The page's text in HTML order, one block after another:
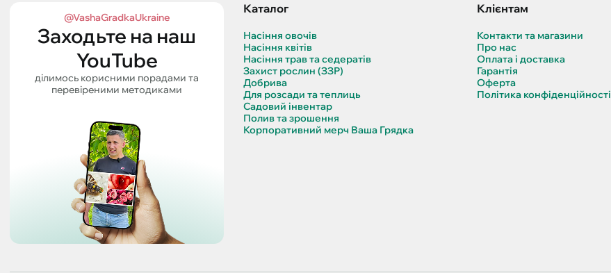
@VashaGradkaUkraine
Заходьте на наш
YouTube
ділимось корисними порадами та
перевіреними методиками
Каталог
Насіння овочів
Насіння квітів
Насіння трав та седератів
Захист рослин (ЗЗР)
Добрива
Для розсади та теплиць
Садовий інвентар
Полив та зрошення
Корпоративний мерч Ваша Грядка
Клієнтам
Контакти та магазини
Про нас
Оплата і доставка
Гарантія
Оферта
Політика конфіденційності